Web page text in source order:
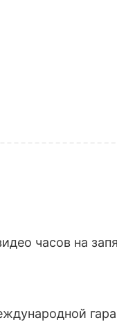
часов на